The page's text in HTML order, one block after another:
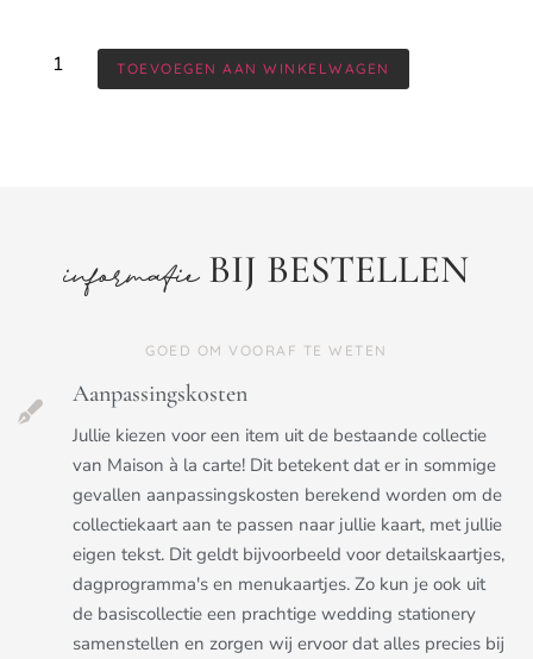
TOEVOEGEN AAN WINKELWAGEN
informatieBIJ BESTELLEN
GOED OM VOORAF TE WETEN
Aanpassingskosten
Jullie kiezen voor een item uit de bestaande collectie
van Maison à la carte! Dit betekent dat er in sommige
gevallen aanpassingskosten berekend worden om de
collectiekaart aan te passen naar jullie kaart, met jullie
eigen tekst. Dit geldt bijvoorbeeld voor detailskaartjes,
dagprogramma's en menukaartjes. Zo kun je ook uit
de basiscollectie een prachtige wedding stationery
samenstellen en zorgen wij ervoor dat alles precies bij